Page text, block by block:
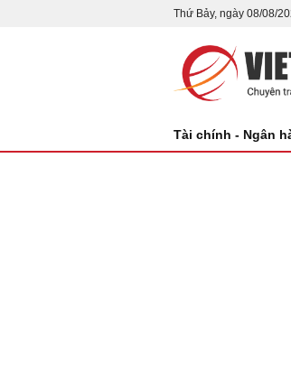
Thứ Bảy, ngày 08/08/
Tài chính - Ngân